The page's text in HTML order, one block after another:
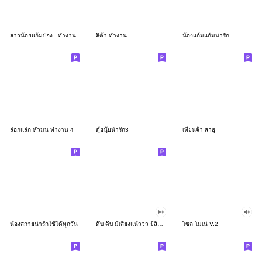
สาวน้อยแก้มป่อง : ทำงาน ลิต้า ทำงาน น้องแก้มแก้มน่ารัก
ล่อกแล่ก หัวมน ทำงาน 4 ตุ้ยนุ้ยน่ารัก3 เทียนจ้า สาธุ
น้องสกายน่ารักใช้ได้ทุกวัน ดึ๊บ ดึ๊บ มีเสียงแน้ววว ยี่สิบสอง โซล โมเน่ V.2